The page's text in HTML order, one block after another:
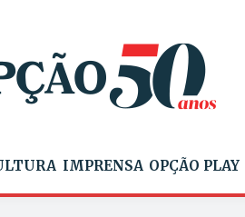
IMPRENSA OPÇÃO PLAY